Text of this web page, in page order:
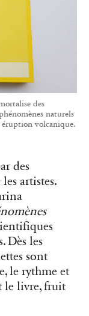
des
naturels
éruption volcanique.
des
artistes.
Dès les
sont
le rythme et
le livre, fruit